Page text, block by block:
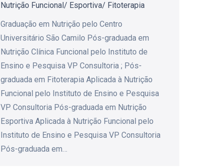
Nutrição Funcional/ Esportiva/ Fitoterapia
Graduação em Nutrição pelo Centro
Universitário São Camilo Pós-graduada em
Nutrição Clínica Funcional pelo Instituto de
Ensino e Pesquisa VP Consultoria ; Pós-
graduada em Fitoterapia Aplicada à Nutrição
Funcional pelo Instituto de Ensino e Pesquisa
VP Consultoria Pós-graduada em Nutrição
Esportiva Aplicada à Nutrição Funcional pelo
Instituto de Ensino e Pesquisa VP Consultoria
Pós-graduada em…